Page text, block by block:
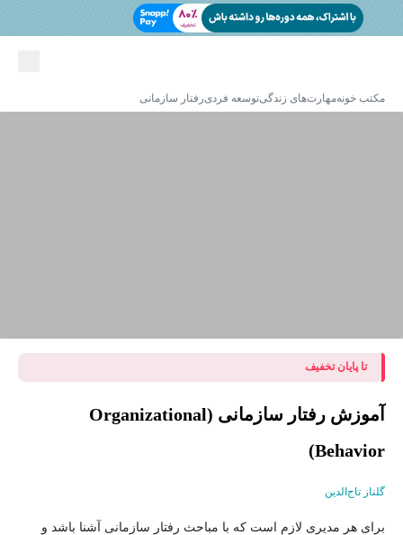
مکتب خونهمهارت‌های زندگیتوسعه فردیرفتار سازمانی
تا پایان تخفیف
آموزش رفتار سازمانی (Organizational
Behavior)
گلناز تاج‌الدین
برای هر مدیری لازم است که با مباحث رفتار سازمانی آشنا باشد و